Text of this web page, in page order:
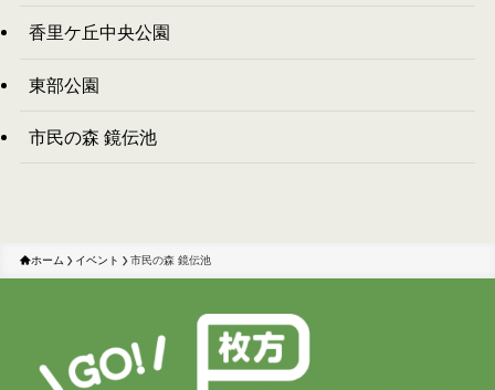
香里ケ丘中央公園
東部公園
市民の森 鏡伝池
ホーム イベント 市民の森 鏡伝池